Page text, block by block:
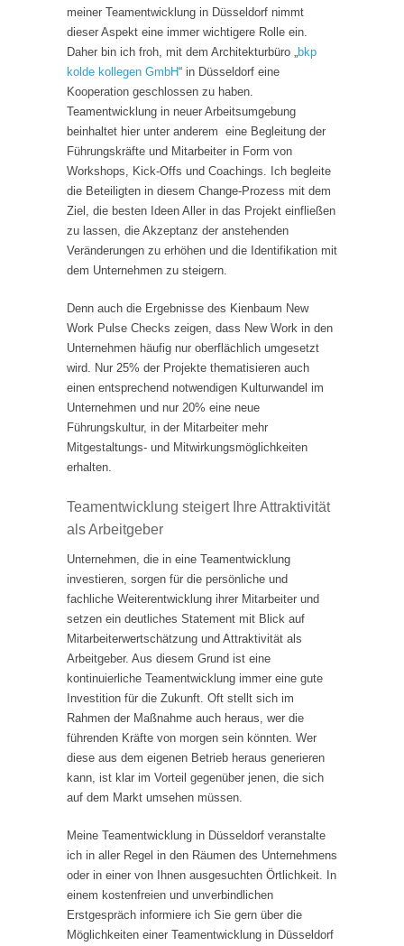
meiner Teamentwicklung in Düsseldorf nimmt
dieser Aspekt eine immer wichtigere Rolle ein.
Daher bin ich froh, mit dem Architekturbüro „bkp
kolde kollegen GmbH“ in Düsseldorf eine
Kooperation geschlossen zu haben.
Teamentwicklung in neuer Arbeitsumgebung
beinhaltet hier unter anderem eine Begleitung der
Führungskräfte und Mitarbeiter in Form von
Workshops, Kick-Offs und Coachings. Ich begleite
die Beteiligten in diesem Change-Prozess mit dem
Ziel, die besten Ideen Aller in das Projekt einfließen
zu lassen, die Akzeptanz der anstehenden
Veränderungen zu erhöhen und die Identifikation mit
dem Unternehmen zu steigern.
Denn auch die Ergebnisse des Kienbaum New
Work Pulse Checks zeigen, dass New Work in den
Unternehmen häufig nur oberflächlich umgesetzt
wird. Nur 25% der Projekte thematisieren auch
einen entsprechend notwendigen Kulturwandel im
Unternehmen und nur 20% eine neue
Führungskultur, in der Mitarbeiter mehr
Mitgestaltungs- und Mitwirkungsmöglichkeiten
erhalten.
Teamentwicklung steigert Ihre Attraktivität
als Arbeitgeber
Unternehmen, die in eine Teamentwicklung
investieren, sorgen für die persönliche und
fachliche Weiterentwicklung ihrer Mitarbeiter und
setzen ein deutliches Statement mit Blick auf
Mitarbeiterwertschätzung und Attraktivität als
Arbeitgeber. Aus diesem Grund ist eine
kontinuierliche Teamentwicklung immer eine gute
Investition für die Zukunft. Oft stellt sich im
Rahmen der Maßnahme auch heraus, wer die
führenden Kräfte von morgen sein könnten. Wer
diese aus dem eigenen Betrieb heraus generieren
kann, ist klar im Vorteil gegenüber jenen, die sich
auf dem Markt umsehen müssen.
Meine Teamentwicklung in Düsseldorf veranstalte
ich in aller Regel in den Räumen des Unternehmens
oder in einer von Ihnen ausgesuchten Örtlichkeit. In
einem kostenfreien und unverbindlichen
Erstgespräch informiere ich Sie gern über die
Möglichkeiten einer Teamentwicklung in Düsseldorf